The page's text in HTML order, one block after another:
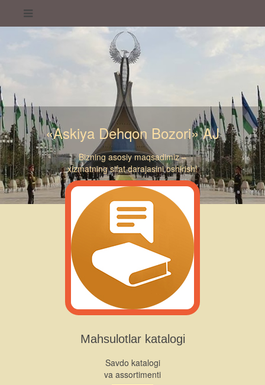
«Askiya Dehqon Bozori» AJ
Bizning asosiy maqsadimiz –
xizmatning sifat darajasini oshirish!
«Askiya Dehqon Bozori» AJ
«Askiya Dehqon Bozori» AJ
«Askiya Dehqon Bozori» AJ
Mahsulotlar katalogi
Savdo katalogi
va assortimenti